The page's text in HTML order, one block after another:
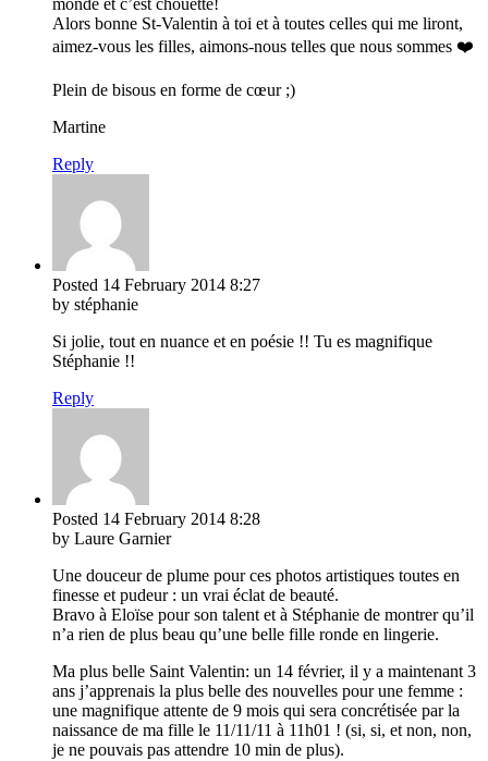
monde et c’est chouette!
Alors bonne St-Valentin à toi et à toutes celles qui me liront,
aimez-vous les filles, aimons-nous telles que nous sommes ❤️
Plein de bisous en forme de cœur ;)
Martine
Reply
Posted 14 February 2014 8:27
by stéphanie
Si jolie, tout en nuance et en poésie !! Tu es magnifique
Stéphanie !!
Reply
Posted 14 February 2014 8:28
by Laure Garnier
Une douceur de plume pour ces photos artistiques toutes en
finesse et pudeur : un vrai éclat de beauté.
Bravo à Eloïse pour son talent et à Stéphanie de montrer qu’il
n’a rien de plus beau qu’une belle fille ronde en lingerie.
Ma plus belle Saint Valentin: un 14 février, il y a maintenant 3
ans j’apprenais la plus belle des nouvelles pour une femme :
une magnifique attente de 9 mois qui sera concrétisée par la
naissance de ma fille le 11/11/11 à 11h01 ! (si, si, et non, non,
je ne pouvais pas attendre 10 min de plus).